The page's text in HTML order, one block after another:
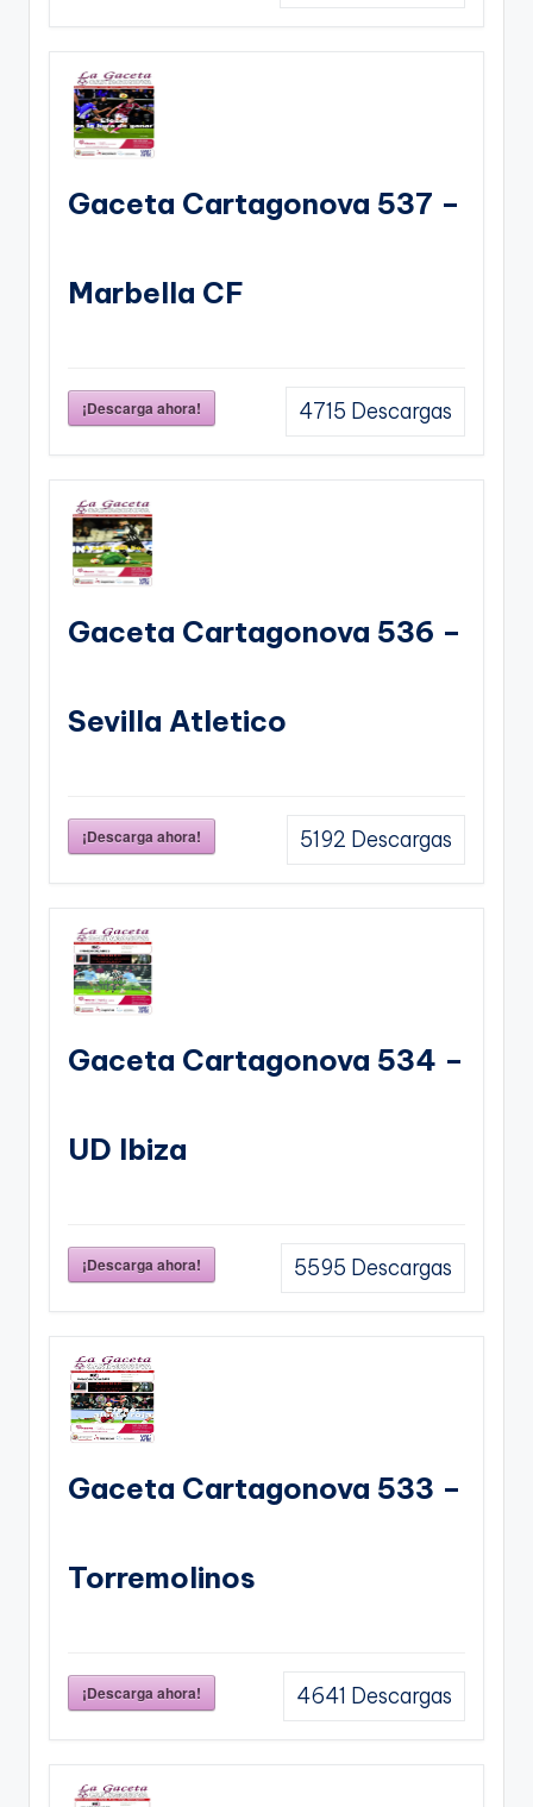
Gaceta Cartagonova 537 –
Marbella CF
¡Descarga ahora! 4715 Descargas
Gaceta Cartagonova 536 –
Sevilla Atletico
¡Descarga ahora! 5192 Descargas
Gaceta Cartagonova 534 –
UD Ibiza
¡Descarga ahora! 5595 Descargas
Gaceta Cartagonova 533 –
Torremolinos
¡Descarga ahora! 4641 Descargas